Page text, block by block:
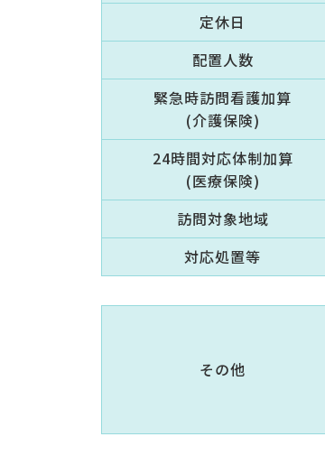
定休日
配置人数
緊急時訪問看護加算
(介護保険)
24時間対応体制加算
(医療保険)
訪問対象地域
対応処置等
その他